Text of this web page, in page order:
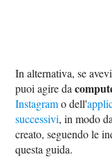
In alternativa, se
puoi agire da
Instagramo dell'
successivi, in modo
creato, seguendo le
questa guida.